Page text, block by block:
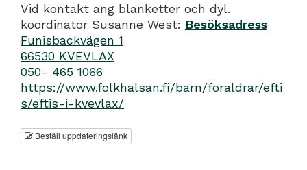
Vid kontakt ang blanketter och dyl.
koordinator Susanne West: Besöksadress
Funisbackvägen 1
66530 KVEVLAX
050- 465 1066
https://www.folkhalsan.fi/barn/foraldrar/efti
s/eftis-i-kvevlax/
Beställ uppdateringslänk